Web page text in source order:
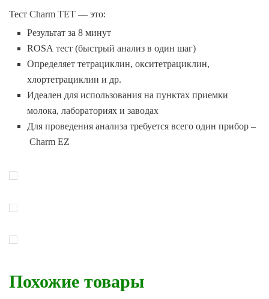
Тест Charm TET — это:
Результат за 8 минут
ROSA тест (быстрый анализ в один шаг)
Определяет тетрациклин, окситетрациклин,
хлортетрациклин и др.
Идеален для использования на пунктах приемки
молока, лабораториях и заводах
Для проведения анализа требуется всего один прибор –
Charm EZ
Похожие товары